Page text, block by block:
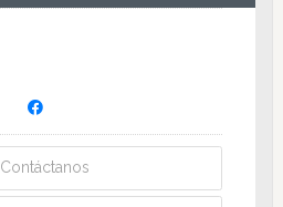
Contáctanos